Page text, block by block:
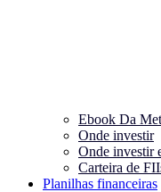
Ebook Da
Onde investir
Onde investir
Carteira de
Planilhas financeiras